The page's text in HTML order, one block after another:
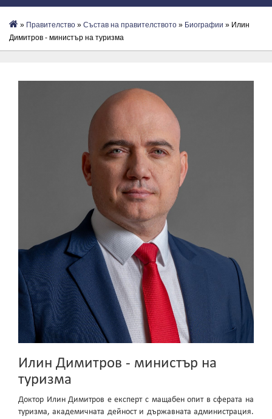
» Правителство » Състав на правителството » Биографии » Илин
Димитров - министър на туризма
Илин Димитров - министър на
туризма
Доктор Илин Димитров е експерт с мащабен опит в сферата на
туризма, академичната дейност и държавната администрация.